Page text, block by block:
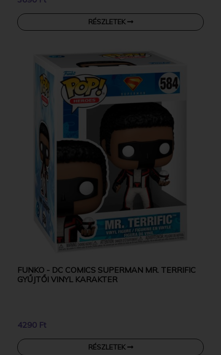
RÉSZLETEK
FUNKO - DC COMICS SUPERMAN MR. TERRIFIC
GYŰJTŐI VINYL KARAKTER
4290 Ft
RÉSZLETEK